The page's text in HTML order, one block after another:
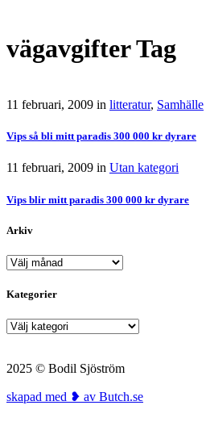
vägavgifter Tag
11 februari, 2009 in litteratur, Samhälle
Vips så bli mitt paradis 300 000 kr dyrare
11 februari, 2009 in Utan kategori
Vips blir mitt paradis 300 000 kr dyrare
Arkiv
Arkiv
Kategorier
Kategorier
2025 © Bodil Sjöström
skapad med ❥ av Butch.se